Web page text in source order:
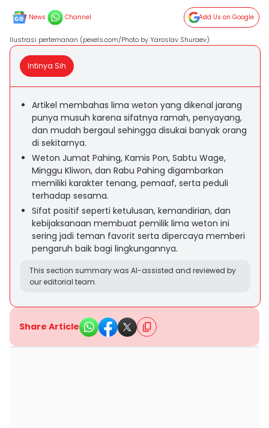
News Channel Add Us on Google
Ilustrasi pertemanan (pexels.com/Photo by Yaroslav Shuraev)
Intinya Sih
Artikel membahas lima weton yang dikenal jarang
punya musuh karena sifatnya ramah, penyayang,
dan mudah bergaul sehingga disukai banyak orang
di sekitarnya.
Weton Jumat Pahing, Kamis Pon, Sabtu Wage,
Minggu Kliwon, dan Rabu Pahing digambarkan
memiliki karakter tenang, pemaaf, serta peduli
terhadap sesama.
Sifat positif seperti ketulusan, kemandirian, dan
kebijaksanaan membuat pemilik lima weton ini
sering jadi teman favorit serta dipercaya memberi
pengaruh baik bagi lingkungannya.
This section summary was AI-assisted and reviewed by
our editorial team.
Share Article